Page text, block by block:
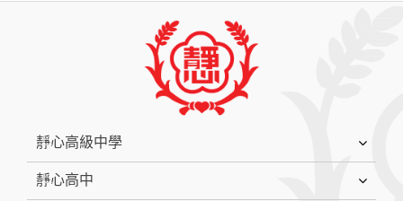
靜心高級中學
靜心高中